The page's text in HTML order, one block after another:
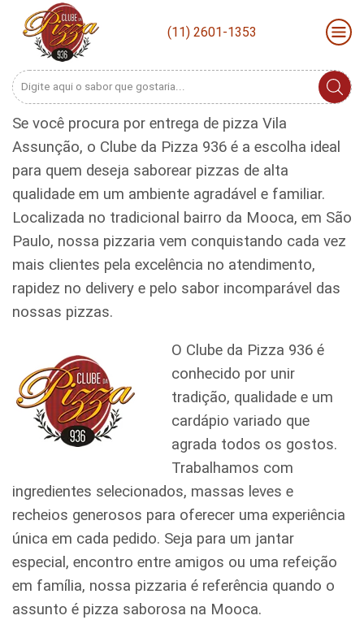
(11) 2601-1353
Search
Se você procura por entrega de pizza Vila
Assunção, o Clube da Pizza 936 é a escolha ideal
para quem deseja saborear pizzas de alta
qualidade em um ambiente agradável e familiar.
Localizada no tradicional bairro da Mooca, em São
Paulo, nossa pizzaria vem conquistando cada vez
mais clientes pela excelência no atendimento,
rapidez no delivery e pelo sabor incomparável das
nossas pizzas.
O Clube da Pizza 936 é
conhecido por unir
tradição, qualidade e um
cardápio variado que
agrada todos os gostos.
Trabalhamos com
ingredientes selecionados, massas leves e
recheios generosos para oferecer uma experiência
única em cada pedido. Seja para um jantar
especial, encontro entre amigos ou uma refeição
em família, nossa pizzaria é referência quando o
assunto é pizza saborosa na Mooca.